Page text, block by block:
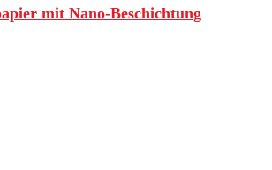
mit Nano-Beschichtung